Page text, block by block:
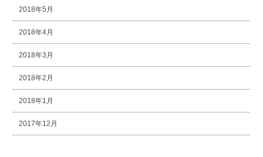
2018年5月
2018年4月
2018年3月
2018年2月
2018年1月
2017年12月